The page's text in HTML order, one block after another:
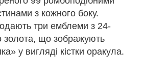
з кожного боку.
три емблеми з 24-
золота, що зображують
у вигляді кістки оракула.